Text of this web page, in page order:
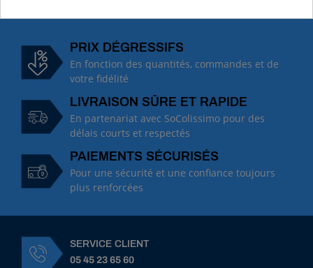
PRIX DÉGRESSIFS
En fonction des quantités, commandes et de
votre fidélité
LIVRAISON SÛRE ET RAPIDE
En partenariat avec SoColissimo pour des
délais courts et respectés
PAIEMENTS SÉCURISÉS
Pour une sécurité et une confiance toujours
plus renforcées
SERVICE CLIENT
05 45 23 65 60